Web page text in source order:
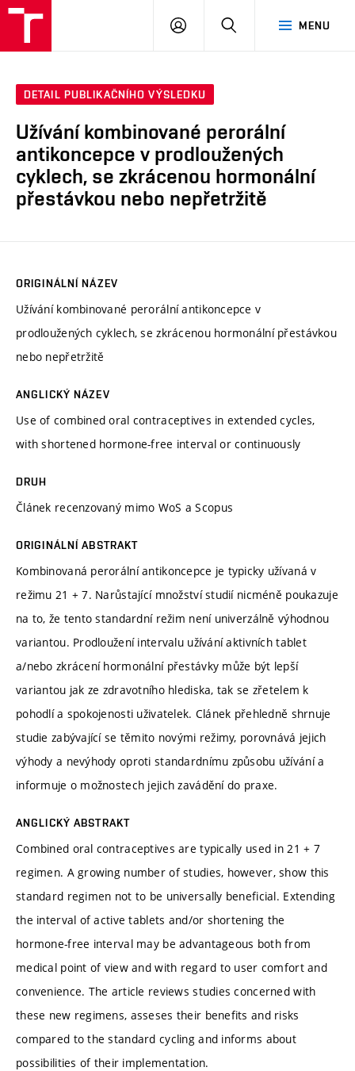
MENU
PŘIHLÁSIT
DETAIL PUBLIKAČNÍHO VÝSLEDKU
Užívání kombinované perorální
antikoncepce v prodloužených
cyklech, se zkrácenou hormonální
přestávkou nebo nepřetržitě
ORIGINÁLNÍ NÁZEV
Užívání kombinované perorální antikoncepce v
prodloužených cyklech, se zkrácenou hormonální přestávkou
nebo nepřetržitě
ANGLICKÝ NÁZEV
Use of combined oral contraceptives in extended cycles,
with shortened hormone-free interval or continuously
DRUH
Článek recenzovaný mimo WoS a Scopus
ORIGINÁLNÍ ABSTRAKT
Kombinovaná perorální antikoncepce je typicky užívaná v
režimu 21 + 7. Narůstající množství studií nicméně poukazuje
na to, že tento standardní režim není univerzálně výhodnou
variantou. Prodloužení intervalu užívání aktivních tablet
a/nebo zkrácení hormonální přestávky může být lepší
variantou jak ze zdravotního hlediska, tak se zřetelem k
pohodlí a spokojenosti uživatelek. Clánek přehledně shrnuje
studie zabývající se těmito novými režimy, porovnává jejich
výhody a nevýhody oproti standardnímu způsobu užívání a
informuje o možnostech jejich zavádění do praxe.
ANGLICKÝ ABSTRAKT
Combined oral contraceptives are typically used in 21 + 7
regimen. A growing number of studies, however, show this
standard regimen not to be universally beneficial. Extending
the interval of active tablets and/or shortening the
hormone-free interval may be advantageous both from
medical point of view and with regard to user comfort and
convenience. The article reviews studies concerned with
these new regimens, asseses their benefits and risks
compared to the standard cycling and informs about
possibilities of their implementation.